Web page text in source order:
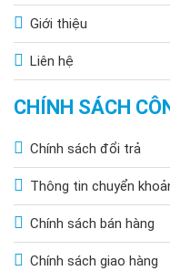
Giới thiệu
Liên hệ
CHÍNH SÁCH
Chính sách đổi trả
Thông tin chuyển
Chính sách bán hàng
Chính sách giao hàng